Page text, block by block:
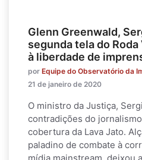
Glenn Greenwald,
segunda tela do
à liberdade de
por Equipe do Observatório da
21 de janeiro de 2020
O ministro da Justiça,
contradições do
cobertura da Lava Jato.
paladino de combate à